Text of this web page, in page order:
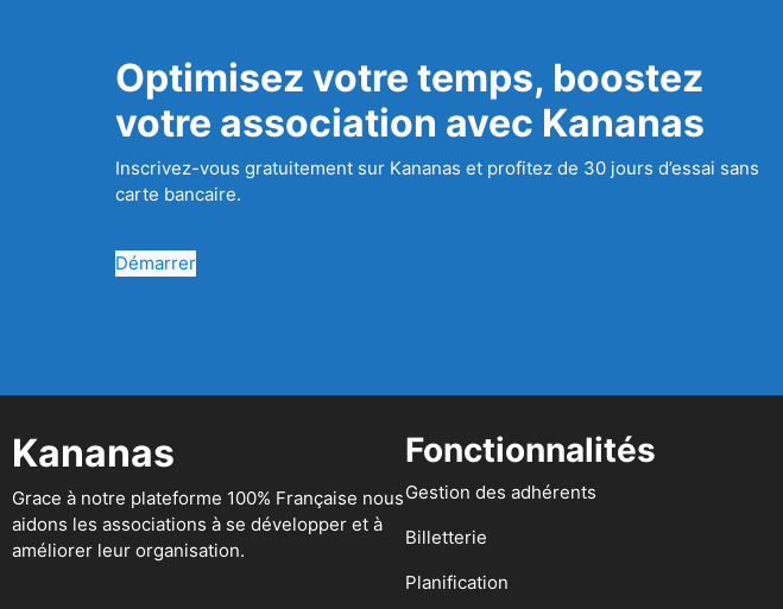
Optimisez votre temps, boostez
votre association avec Kananas
Inscrivez-vous gratuitement sur Kananas et profitez de 30 jours d’essai sans
carte bancaire.
Démarrer
Kananas
Grace à notre plateforme 100% Française nous
aidons les associations à se développer et à
améliorer leur organisation.
Fonctionnalités
Gestion des adhérents
Billetterie
Planification